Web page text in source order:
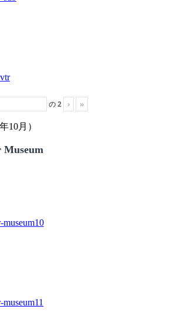
の2 › »
10月）
Museum